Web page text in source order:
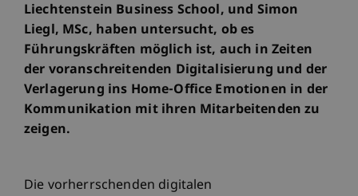
Liechtenstein Business School, und Simon
Liegl, MSc, haben untersucht, ob es
Führungskräften möglich ist, auch in Zeiten
der voranschreitenden Digitalisierung und der
Verlagerung ins Home-Office Emotionen in der
Kommunikation mit ihren Mitarbeitenden zu
zeigen.
Die vorherrschenden digitalen